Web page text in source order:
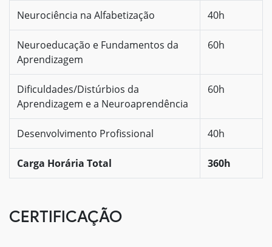
Neurociência na Alfabetização 40h
Neuroeducação e Fundamentos da
Aprendizagem
60h
Dificuldades/Distúrbios da
Aprendizagem e a Neuroaprendência
60h
Desenvolvimento Profissional 40h
Carga Horária Total 360h
CERTIFICAÇÃO